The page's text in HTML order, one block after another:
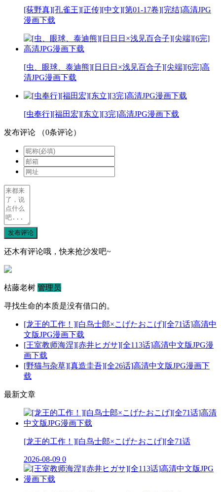
[荻野真][孔雀王][正传][中文][第01-17卷][完结]高清JPG
漫画下载
[虫、眼球、泰迪熊][日日日×浅见百合子][尖端][6完]高
清JPG漫画下载
[虫奉行][福田宏][东立][3完]高清JPG漫画下载
发布评论 （0条评论）
发布评论
还木有评论哦，快来抢沙发吧~
枯藤老树 管理员
寻找生命的本质是没有借口的。
[龙王的工作！][白鸟士郎×こげたおこげ][全71话]高清中
文版JPG漫画下载
[王室教师海涅][赤井ヒガサ][全113话]高清中文版JPG漫
画下载
[野猫与杂草][真造圭吾][全26话]高清中文版JPG漫画下
载
最新文章
[龙王的工作！][白鸟士郎×こげたおこげ][全71话
2026-08-09 0